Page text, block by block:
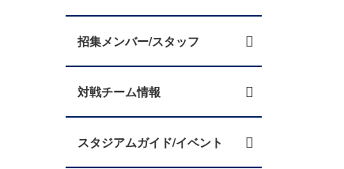
招集メンバー/スタッフ
対戦チーム情報
スタジアムガイド/イベント